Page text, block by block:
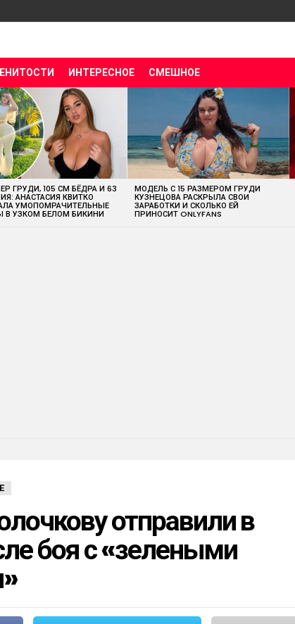
ИНТЕРЕСНОЕ СМЕШНОЕ
ГРУДИ, 105 СМ БЁДРА И 63
АНАСТАСИЯ КВИТКО
УМОПОМРАЧИТЕЛЬНЫЕ
УЗКОМ БЕЛОМ БИКИНИ
МОДЕЛЬ С 15 РАЗМЕРОМ ГРУДИ
КУЗНЕЦОВА РАСКРЫЛА СВОИ
ЗАРАБОТКИ И СКОЛЬКО ЕЙ
ПРИНОСИТ ONLYFANS
отправили в
боя с «зелеными